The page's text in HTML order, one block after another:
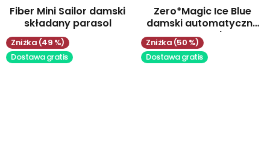
Fiber Mini Sailor damski
składany parasol
(49 %)
Dostawa gratis
Zero*Magic Ice Blue
damski automatyczny
parasol
(50 %)
Dostawa gratis